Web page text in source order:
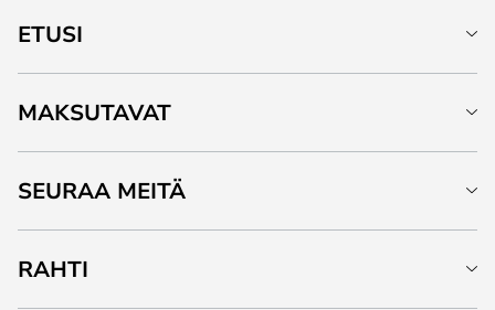
ETUSI
MAKSUTAVAT
SEURAA MEITÄ
RAHTI